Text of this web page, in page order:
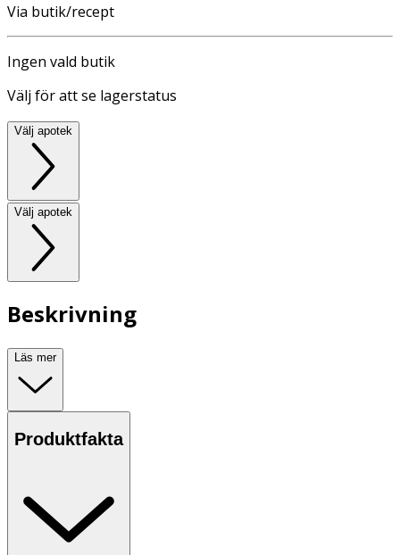
Via butik/recept
Ingen vald butik
Välj för att se lagerstatus
Välj apotek
Välj apotek
Beskrivning
Läs mer
Produktfakta